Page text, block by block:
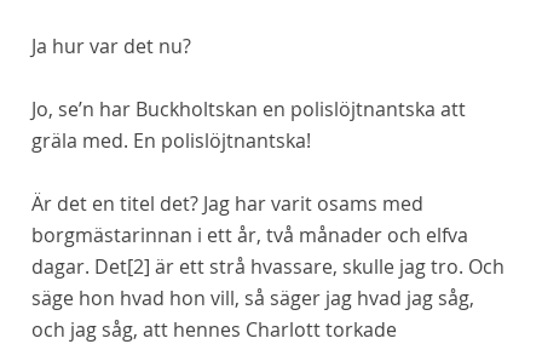
Ja hur var det nu?
Jo, se’n har Buckholtskan en polislöjtnantska att
gräla med. En polislöjtnantska!
Är det en titel det? Jag har varit osams med
borgmästarinnan i ett år, två månader och elfva
dagar. Det[2] är ett strå hvassare, skulle jag tro. Och
säge hon hvad hon vill, så säger jag hvad jag såg,
och jag såg, att hennes Charlott torkade